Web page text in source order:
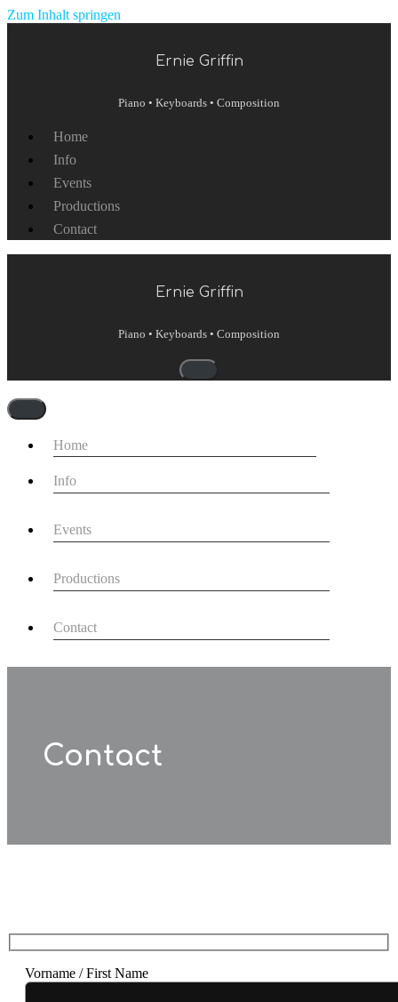
Zum Inhalt springen
Ernie Griffin
Piano • Keyboards • Composition
Home
Info
Events
Productions
Contact
Ernie Griffin
Piano • Keyboards • Composition
Navigationsmenü
Navigationsmenü
Home
Info
Events
Productions
Contact
Contact
Vorname / First Name